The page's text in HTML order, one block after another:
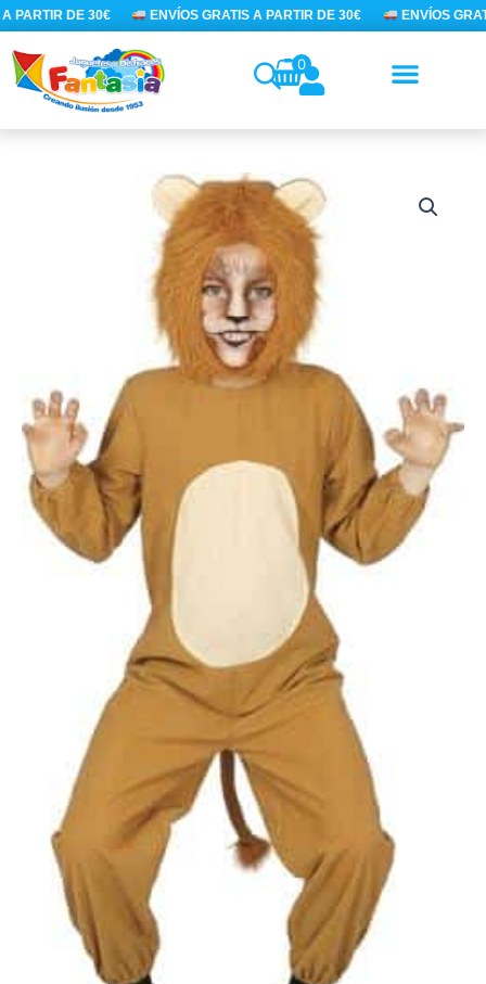
Ir
al
contenido
PARTIR DE 30€ ENVÍOS GRATIS A PARTIR DE 30€ ENVÍOS
0